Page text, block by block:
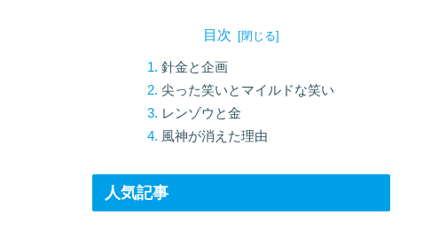
目次
針金と企画
尖った笑いとマイルドな笑い
レンゾウと金
風神が消えた理由
人気記事